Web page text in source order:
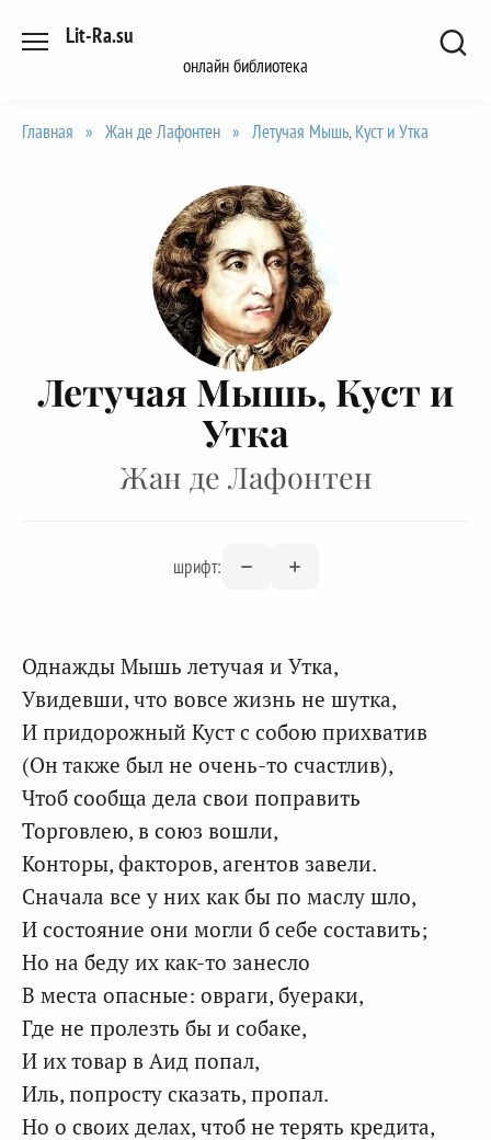
Lit-Ra.su
онлайн библиотека
Главная » Жан де Лафонтен » Летучая Мышь, Куст и Утка
Летучая Мышь, Куст и
Утка
Жан де Лафонтен
шрифт:
Однажды Мышь летучая и Утка,
Увидевши, что вовсе жизнь не шутка,
И придорожный Куст с собою прихватив
(Он также был не очень-то счастлив),
Чтоб сообща дела свои поправить
Торговлею, в союз вошли,
Конторы, факторов, агентов завели.
Сначала все у них как бы по маслу шло,
И состояние они могли б себе составить;
Но на беду их как-то занесло
В места опасные: овраги, буераки,
Где не пролезть бы и собаке,
И их товар в Аид попал,
Иль, попросту сказать, пропал.
Но о своих делах, чтоб не терять кредита,